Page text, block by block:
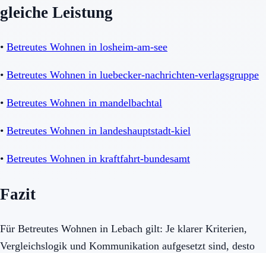
gleiche Leistung
• Betreutes Wohnen in losheim-am-see
• Betreutes Wohnen in luebecker-nachrichten-verlagsgruppe
• Betreutes Wohnen in mandelbachtal
• Betreutes Wohnen in landeshauptstadt-kiel
• Betreutes Wohnen in kraftfahrt-bundesamt
Fazit
Für Betreutes Wohnen in Lebach gilt: Je klarer Kriterien,
Vergleichslogik und Kommunikation aufgesetzt sind, desto